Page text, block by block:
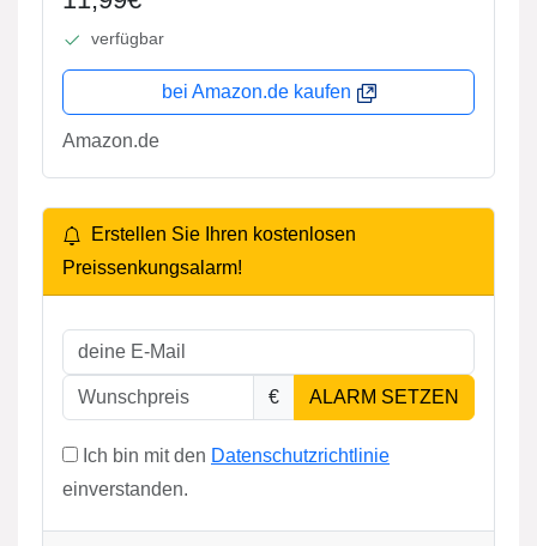
Krabben und mehr – Spielzeug ab 3
Jahren
verfügbar
bei Amazon.de kaufen
Amazon.de
Erstellen Sie Ihren kostenlosen
Preissenkungsalarm!
€ ALARM SETZEN
Ich bin mit den Datenschutzrichtlinie
einverstanden.